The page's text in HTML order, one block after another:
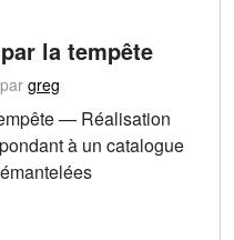
la tempête
par greg
— Réalisation
à un catalogue